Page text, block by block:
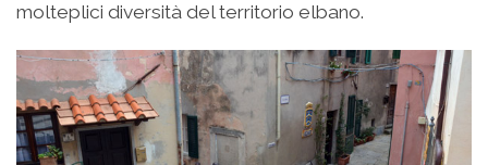
molteplici diversità del territorio elbano.